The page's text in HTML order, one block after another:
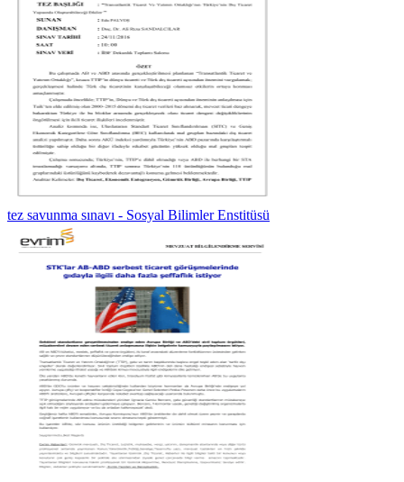
tez savunma sınavı - Sosyal Bilimler Enstitüsü